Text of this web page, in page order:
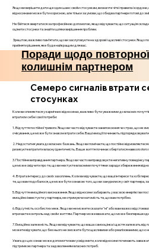
Якщо ви вирішите дати ще один шанс своїм стосункам, визначте чіткі правила і
відносинами може бути корисною, але тільки за умови, що обидва партнери готові до
Не бійтеся звертатися за професійною допомогою, якщо відчуваєте, що ситуація
оцінити стосунки та знайти шляхи вирішення проблем.
Зрештою, важливо пам’ятати, що ви заслуговуєте на здорові і щасливі стосунки. Якщо
прийняти рішення, яке буде найкращим для вас.
Поради щодо повторної
колишнім партнером
Семеро сигналів втрати
стосунках
Коли ви опиняєтеся у кармічних відносинах, важливо бути уважними до власних
втратили себе і свої потреби:
1. Відчуття постійної тривоги. Якщо ви часто відчуваєте занепокоєння чи страх, що
очікування, це може бути знаком втрати себе. Ваші емоції починають
2. Недостатня увага до власних бажань. Якщо ви помічаєте, що постійно відмовляєтеся
ризикуєте втратити власну ідентичність. Ваше життя починає обертатися навколо його
3. Постійне виправдання партнера. Якщо ви часто виправдовуєте негативну поведінку
це може свідчити про те, що ви нехтуєте власними почуттями заради збереження
4. Втрата інтересу до своїх захоплень. Коли ви відчуваєте, що ваші інтереси та хобі
те, що вам подобалося, це може бути ознакою того, що ви занурилися у світ партнера,
5. Відчуття емоційного виснаження. Якщо відносини забирають у вас всю енергію і ви
емоційно інвестуєте у партнера, не отримуючи натомість те, що вам потрібно.
6. Відсутність особистих меж. Якщо ви не можете сказати "ні" або вам важко
втрачаєте контроль над своїм життям. Партнер може вважати, що може
7. Емоційна залежність. Якщо ви відчуваєте, що ваша самооцінка і щастя залежать
можете відчувати, що без нього не зможете бути щасливими або реалізованими, що є
Увага до цих ознак може допомогти вам усвідомити, коли відносини починають
підтримкою партнера та задоволенням власних потреб.